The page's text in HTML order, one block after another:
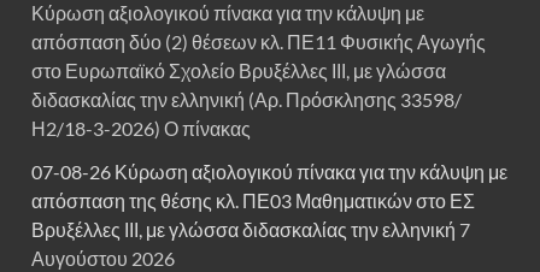
Κύρωση αξιολογικού πίνακα για την κάλυψη με
απόσπαση δύο (2) θέσεων κλ. ΠΕ11 Φυσικής Αγωγής
στο Ευρωπαϊκό Σχολείο Βρυξέλλες ΙΙΙ, με γλώσσα
διδασκαλίας την ελληνική (Αρ. Πρόσκλησης 33598/
Η2/18-3-2026) Ο πίνακας
07-08-26 Κύρωση αξιολογικού πίνακα για την κάλυψη με
απόσπαση της θέσης κλ. ΠΕ03 Μαθηματικών στο ΕΣ
Βρυξέλλες ΙΙΙ, με γλώσσα διδασκαλίας την ελληνική 7
Αυγούστου 2026